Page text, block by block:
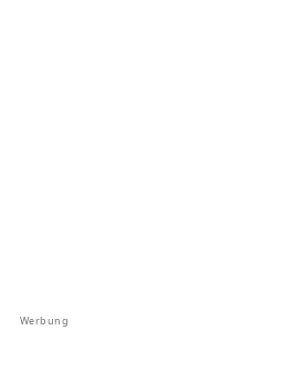
Werbung